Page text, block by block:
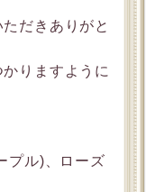
だきありがと
りますように
プル)、ローズ